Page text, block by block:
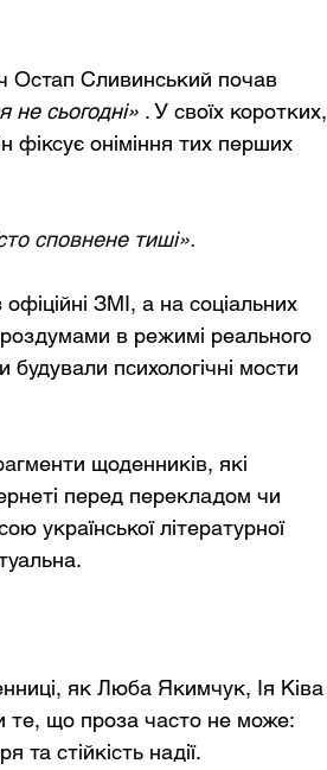
Остап Сливинський почав
не сьогодні» . У своїх коротких,
фіксує оніміння тих перших
сповнене тиші».
ЗМІ, а на соціальних
в режимі реального
психологічні мости
щоденників, які
перед перекладом чи
української літературної
як Люба Якимчук, Ія Ківа
те, що проза часто не може:
та стійкість надії.